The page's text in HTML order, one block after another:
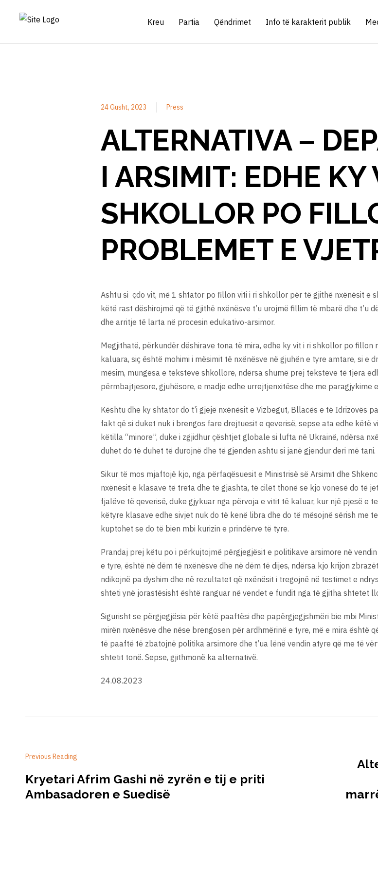
Kreu Partia Qëndrimet Info të karakterit publik
24 Gusht, 2023 Press
ALTERNATIVA –
I ARSIMIT: EDHE KY
SHKOLLOR PO
PROBLEMET E
Ashtu si çdo vit, më 1 shtator po fillon viti i ri shkollor për të gjithë nxënësit e
këtë rast dëshirojmë që të gjithë nxënësve t’u urojmë fillim të mbarë dhe t’u
dhe arritje të larta në procesin edukativo-arsimor.
Megjithatë, përkundër dëshirave tona të mira, edhe ky vit i ri shkollor po
kaluara, siç është mohimi i mësimit të nxënësve në gjuhën e tyre amtare, si e
mësim, mungesa e teksteve shkollore, ndërsa shumë prej teksteve të tjera
përmbajtjesore, gjuhësore, e madje edhe urrejtjenxitëse dhe me paragjykime
Kështu dhe ky shtator do t’i gjejë nxënësit e Vizbegut, Bllacës e të Idrizovës
fakt që si duket nuk i brengos fare drejtuesit e qeverisë, sepse ata edhe këtë
këtilla “minore”, duke i zgjidhur çështjet globale si lufta në Ukrainë, ndërsa
duhet do të duhet të durojnë dhe të gjenden ashtu si janë gjendur deri më tani.
Sikur të mos mjaftojë kjo, nga përfaqësuesit e Ministrisë së Arsimit dhe
nxënësit e klasave të treta dhe të gjashta, të cilët thonë se kjo vonesë do të
fjalëve të qeverisë, duke gjykuar nga përvoja e vitit të kaluar, kur një pjesë e
këtyre klasave edhe sivjet nuk do të kenë libra dhe do të mësojnë sërish me
kuptohet se do të bien mbi kurizin e prindërve të tyre.
Prandaj prej këtu po i përkujtojmë përgjegjësit e politikave arsimore në
e tyre, është në dëm të nxënësve dhe në dëm të dijes, ndërsa kjo krijon
ndikojnë pa dyshim dhe në rezultatet që nxënësit i tregojnë në testimet e
shteti ynë jorastësisht është ranguar në vendet e fundit nga të gjitha shtetet
Sigurisht se përgjegjësia për këtë paaftësi dhe papërgjegjshmëri bie mbi
mirën nxënësve dhe nëse brengosen për ardhmërinë e tyre, më e mira është
të paaftë të zbatojnë politika arsimore dhe t’ua lënë vendin atyre që me të
shtetit tonë. Sepse, gjithmonë ka alternativë.
24.08.2023
Previous Reading
Kryetari Afrim Gashi në zyrën e tij e priti
Ambasadoren e Suedisë